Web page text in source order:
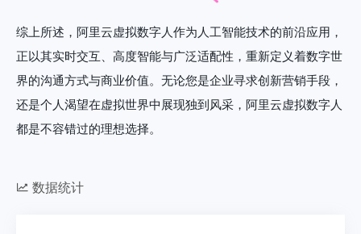
综上所述，阿里云虚拟数字人作为人工智能技术的前沿应用，
正以其实时交互、高度智能与广泛适配性，重新定义着数字世
界的沟通方式与商业价值。无论您是企业寻求创新营销手段，
还是个人渴望在虚拟世界中展现独到风采，阿里云虚拟数字人
都是不容错过的理想选择。
数据统计